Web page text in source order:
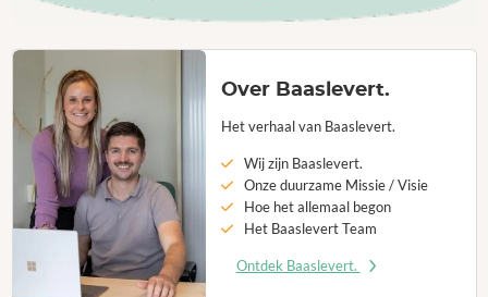
Over Baaslevert.
Het verhaal van Baaslevert.
Wij zijn Baaslevert.
Onze duurzame Missie / Visie
Hoe het allemaal begon
Het Baaslevert Team
Ontdek Baaslevert.